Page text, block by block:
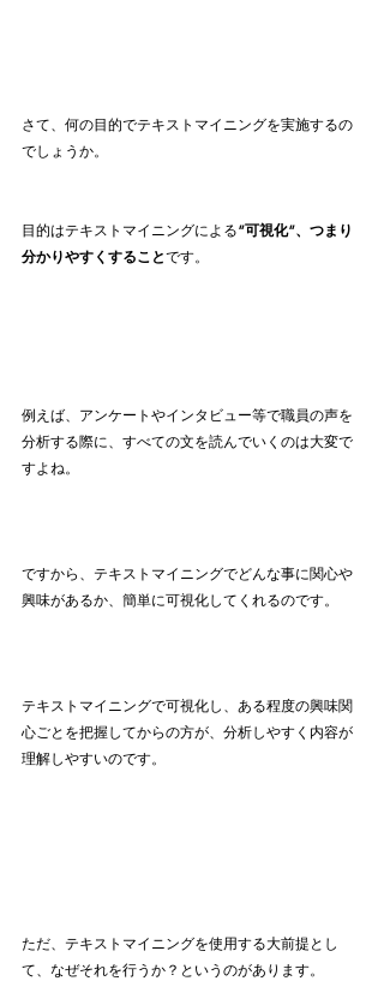
さて、何の目的でテキストマイニングを実施するの
でしょうか。
目的はテキストマイニングによる”可視化”、つまり
分かりやすくすることです。
例えば、アンケートやインタビュー等で職員の声を
分析する際に、すべての文を読んでいくのは大変で
すよね。
ですから、テキストマイニングでどんな事に関心や
興味があるか、簡単に可視化してくれるのです。
テキストマイニングで可視化し、ある程度の興味関
心ごとを把握してからの方が、分析しやすく内容が
理解しやすいのです。
ただ、テキストマイニングを使用する大前提とし
て、なぜそれを行うか？というのがあります。